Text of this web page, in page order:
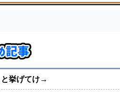
と挙げてけ→